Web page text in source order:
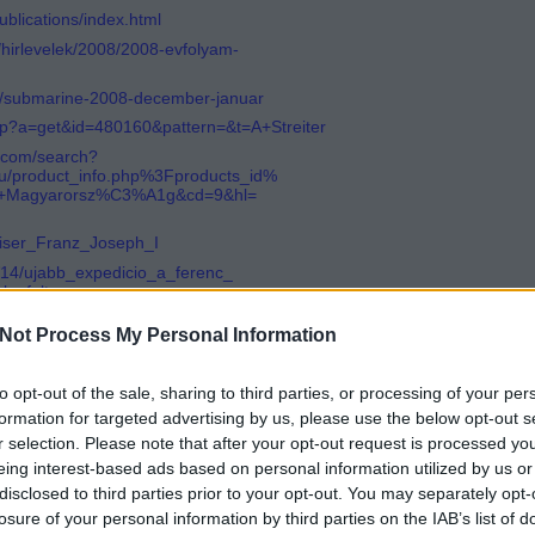
Process My Personal Information
opt-out of the sale, sharing to third parties, or processing of your
for targeted advertising by us, please use the below opt-out
selection. Please note that after your opt-out request is processed
interest-based ads based on personal information utilized by us
to third parties prior to your opt-out. You may separately
of your personal information by third parties on the IAB’s list of
index.html
2008/2008-evfolyam-
2008-december-januar
search?
product_info.php%3Fproducts_id%
ujabb_expedicio_a_ferenc_
2011/201109_10_sms_ferencj.html
kulturális örökség szent istván csatahajó búvárrégészet sms zenta